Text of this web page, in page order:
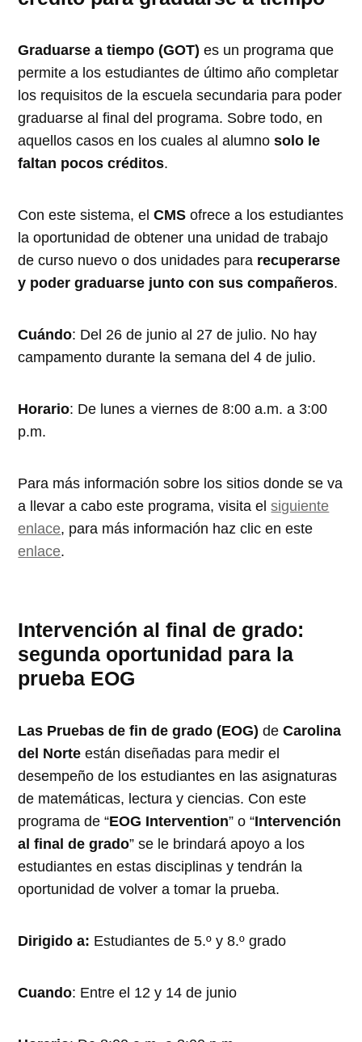
Graduarse a tiempo (GOT)es un programa que
permite a los estudiantes de último año completar
los requisitos de la escuela secundaria para poder
graduarse al final del programa. Sobre todo, en
aquellos casos en los cuales al alumnosolo le
faltan pocos créditos.
Con este sistema, elCMS ofrece a los estudiantes
la oportunidad de obtener una unidad de trabajo
de curso nuevo o dos unidades para recuperarse
y poder graduarse junto con sus compañeros.
Cuándo: Del 26 de junio al 27 de julio. No hay
campamento durante la semana del 4 de julio.
Horario: De lunes a viernes de 8:00 a.m. a 3:00
p.m.
Para más información sobre los sitios donde se va
a llevar a cabo este programa, visita elsiguiente
enlace, para más información haz clic en este
enlace.
Intervención al final de grado:
segunda oportunidad para la
prueba EOG
Las Pruebas de fin de grado (EOG)deCarolina
del Norte están diseñadas para medir el
desempeño de los estudiantes en las asignaturas
de matemáticas, lectura y ciencias. Con este
programa de “EOG Intervention” o “Intervención
al final de grado” se le brindará apoyo a los
estudiantes en estas disciplinas y tendrán la
oportunidad de volver a tomar la prueba.
Dirigido a: Estudiantes de 5.º y 8.º grado
Cuando: Entre el 12 y 14 de junio